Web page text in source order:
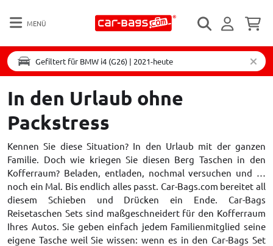
MENÜ
Gefiltert für BMW i4 (G26) | 2021-heute
In den Urlaub ohne
Packstress
Kennen Sie diese Situation? In den Urlaub mit der ganzen
Familie. Doch wie kriegen Sie diesen Berg Taschen in den
Kofferraum? Beladen, entladen, nochmal versuchen und …
noch ein Mal. Bis endlich alles passt. Car-Bags.com bereitet all
diesem Schieben und Drücken ein Ende. Car-Bags
Reisetaschen Sets sind maßgeschneidert für den Kofferraum
Ihres Autos. Sie geben einfach jedem Familienmitglied seine
eigene Tasche weil Sie wissen: wenn es in den Car-Bags Set